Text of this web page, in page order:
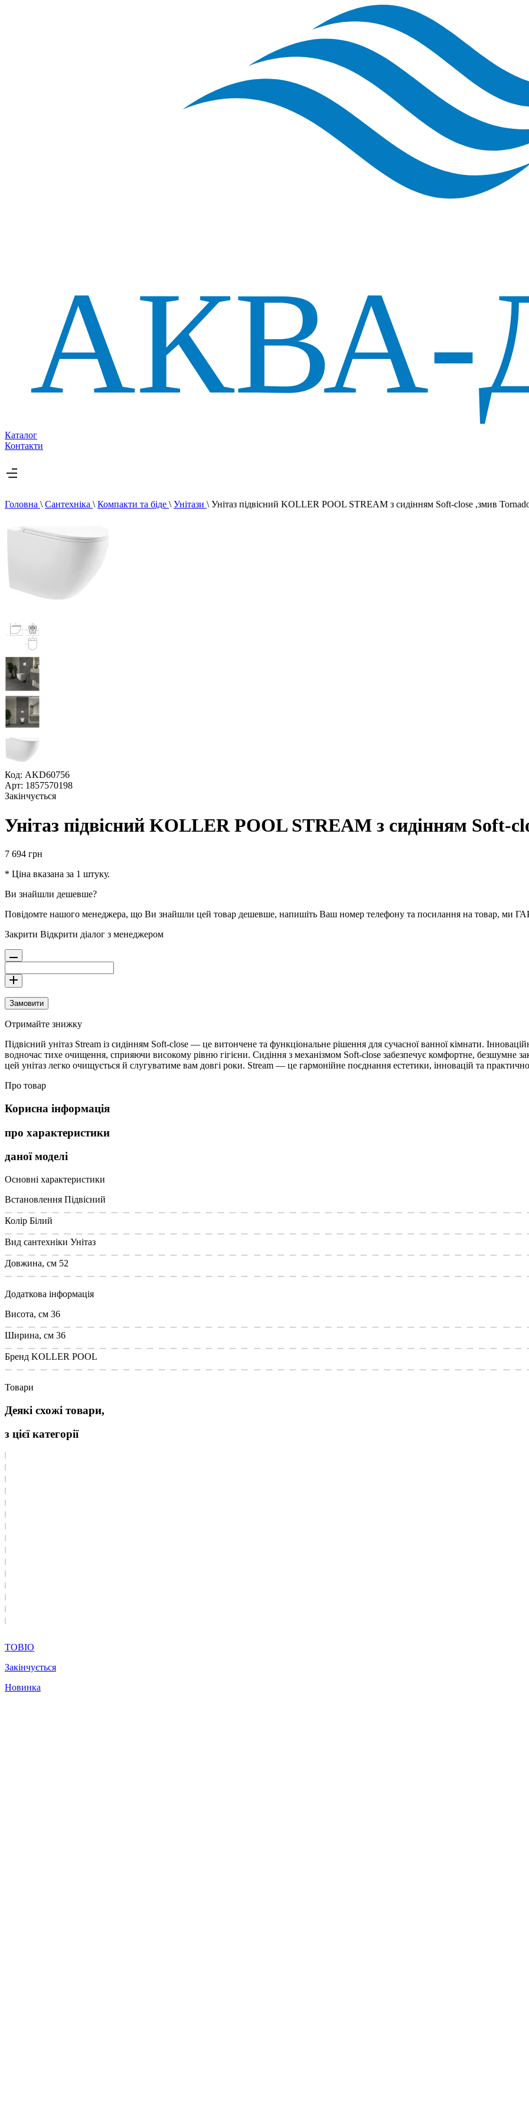
Каталог
Контакти
Головна \ Сантехніка \ Компакти та біде \ Унітази \ Унітаз підвісний KOLLER POOL STREAM з сидінням Soft-close ,змив
Код: AKD60756
Арт: 1857570198
Закінчується
Унітаз підвісний KOLLER POOL STREAM з сидінням Soft-
7 694 грн
* Ціна вказана за 1 штуку.
Ви знайшли дешевше?
Повідомте нашого менеджера, що Ви знайшли цей товар дешевше, напишіть Ваш номер телефону та посилання на товар,
Закрити Відкрити діалог з менеджером
Замовити
Отримайте знижку
Підвісний унітаз Stream із сидінням Soft-close — це витончене та функціональне рішення для сучасної ванної кімнати.
водночас тихе очищення, сприяючи високому рівню гігієни. Сидіння з механізмом Soft-close забезпечує комфортне, безшумне
цей унітаз легко очищується й слугуватиме вам довгі роки. Stream — це гармонійне поєднання естетики, інновацій та
Про товар
Корисна інформація
про характеристики
даної моделі
Основні характеристики
Встановлення Підвісний
Колір Білий
Вид сантехніки Унітаз
Довжина, см 52
Додаткова інформація
Висота, см 36
Ширина, см 36
Бренд KOLLER POOL
Товари
Деякі схожі товари,
з цієї категорії
TOBIO
Закінчується
Новинка